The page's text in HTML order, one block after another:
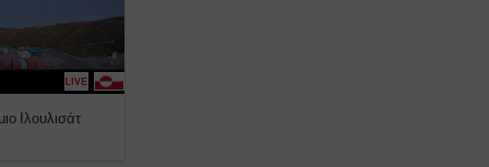
Ιλουλισάτ